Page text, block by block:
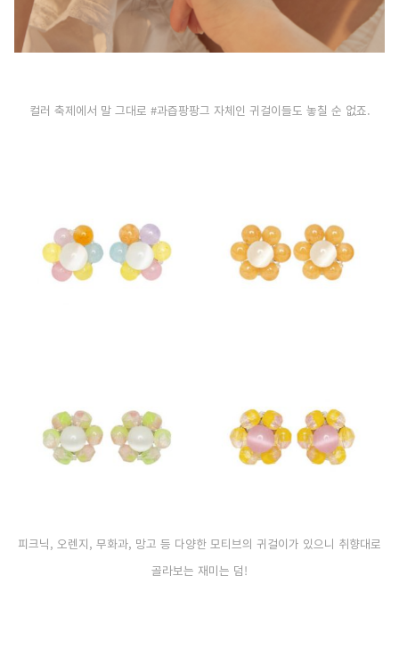
컬러 축제에서 말 그대로 #과즙팡팡그 자체인 귀걸이들도 놓칠 순 없죠.
피크닉, 오렌지, 무화과, 망고 등 다양한 모티브의 귀걸이가 있으니 취향대로
골라보는 재미는 덤!